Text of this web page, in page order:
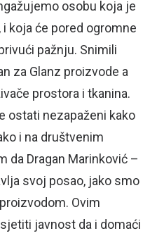
osobu koja je
koja će pored ogromne
pažnju. Snimili
za Glanz proizvode a
prostora i tkanina.
ostati nezapaženi kako
i na društvenim
da Dragan Marinković –
svoj posao, jako smo
Ovim
javnost da i domaći